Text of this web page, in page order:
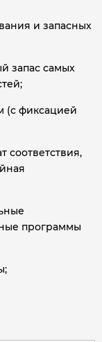
и запасных
запас самых
(с фиксацией
соответствия,
программы